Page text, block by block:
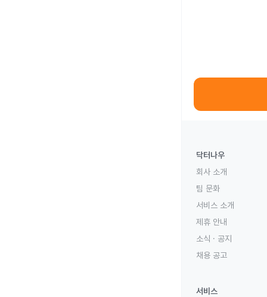
닥터나우
회사 소개
팀 문화
서비스 소개
제휴 안내
소식 · 공지
채용 공고
서비스